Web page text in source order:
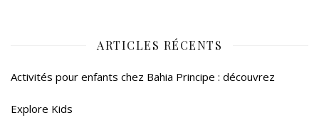
ARTICLES RÉCENTS
Activités pour enfants chez Bahia Principe : découvrez
Explore Kids